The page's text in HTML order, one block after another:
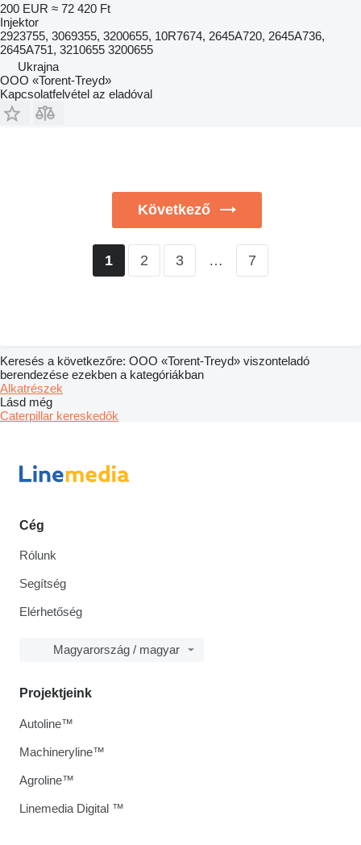
200 EUR ≈ 72 420 Ft
Injektor
2923755, 3069355, 3200655, 10R7674, 2645A720, 2645A736,
2645A751, 3210655 3200655
Ukrajna
OOO «Torent-Treyd»
Kapcsolatfelvétel az eladóval
Következő
1 2 3 … 7
Keresés a következőre: OOO «Torent-Treyd» viszonteladó
berendezése ezekben a kategóriákban
Alkatrészek
Lásd még
Caterpillar kereskedők
Cég
Rólunk
Segítség
Elérhetőség
Magyarország / magyar
Projektjeink
Autoline™
Machineryline™
Agroline™
Linemedia Digital ™